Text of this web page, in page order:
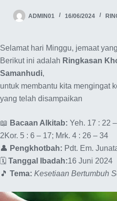
ADMIN01 16/06/2024
Selamat hari Minggu, jemaat
Berikut ini adalah Ringkasan
Samanhudi,
untuk membantu kita mengingat
yang telah disampaikan
📖 Bacaan Alkitab: Yeh. 17 : 22
2Kor. 5 : 6 – 17; Mrk. 4 : 26 – 34
👤 Pengkhotbah: Pdt. Em.
🗓️ Tanggal Ibadah:16 Juni 2024
🎵 Tema: Kesetiaan Bertumbuh